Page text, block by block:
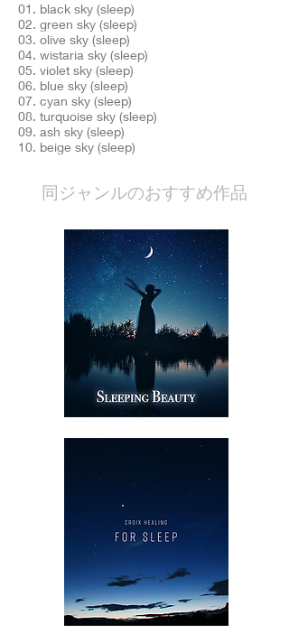
01. black sky (sleep)
02. green sky (sleep)
03. olive sky (sleep)
04. wistaria sky (sleep)
05. violet sky (sleep)
06. blue sky (sleep)
07. cyan sky (sleep)
08. turquoise sky (sleep)
09. ash sky (sleep)
10. beige sky (sleep)
​同ジャンルのおすすめ作品